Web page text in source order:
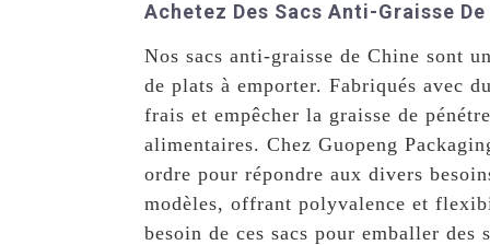
Achetez Des Sacs Anti-Graisse
Nos sacs anti-graisse de Chine sont
de plats à emporter. Fabriqués avec
frais et empêcher la graisse de
alimentaires. Chez Guopeng
ordre pour répondre aux divers
modèles, offrant polyvalence et
besoin de ces sacs pour emballer